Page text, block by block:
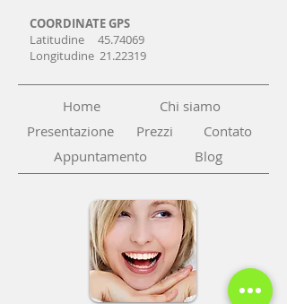
COORDINATE GPS
Latitudine 45.74069
Longitudine 21.22319
Home
Chi siamo
Presentazione
Prezzi
Contato
Appuntamento
Blog